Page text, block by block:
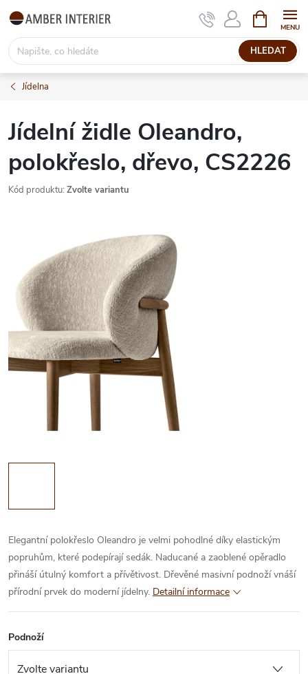
Přejít
obsah
HLEDAT
NÁKUPNÍ
KOŠÍK
Jídelna
Jídelní židle Oleandro,
polokřeslo, dřevo, CS2226
Kód produktu: Zvolte variantu
Elegantní polokřeslo Oleandro je velmi pohodlné díky elastickým
popruhům, které podepírají sedák. Naducané a zaoblené opěradlo
přináší útulný komfort a přívětivost. Dřevěné masivní podnoží vnáší
přírodní prvek do moderní jídelny. Detailní informace
Podnoží